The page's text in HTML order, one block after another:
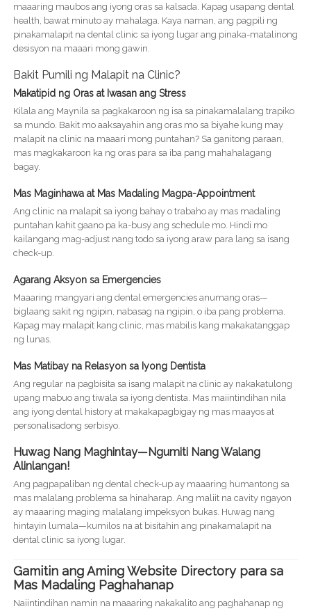
maaaring maubos ang iyong oras sa kalsada. Kapag usapang dental
health, bawat minuto ay mahalaga. Kaya naman, ang pagpili ng
pinakamalapit na dental clinic sa iyong lugar ang pinaka-matalinong
desisyon na maaari mong gawin.
Bakit Pumili ng Malapit na Clinic?
Makatipid ng Oras at Iwasan ang Stress
Kilala ang Maynila sa pagkakaroon ng isa sa pinakamalalang trapiko
sa mundo. Bakit mo aaksayahin ang oras mo sa biyahe kung may
malapit na clinic na maaari mong puntahan? Sa ganitong paraan,
mas magkakaroon ka ng oras para sa iba pang mahahalagang
bagay.
Mas Maginhawa at Mas Madaling Magpa-Appointment
Ang clinic na malapit sa iyong bahay o trabaho ay mas madaling
puntahan kahit gaano pa ka-busy ang schedule mo. Hindi mo
kailangang mag-adjust nang todo sa iyong araw para lang sa isang
check-up.
Agarang Aksyon sa Emergencies
Maaaring mangyari ang dental emergencies anumang oras—
biglaang sakit ng ngipin, nabasag na ngipin, o iba pang problema.
Kapag may malapit kang clinic, mas mabilis kang makakatanggap
ng lunas.
Mas Matibay na Relasyon sa Iyong Dentista
Ang regular na pagbisita sa isang malapit na clinic ay nakakatulong
upang mabuo ang tiwala sa iyong dentista. Mas maiintindihan nila
ang iyong dental history at makakapagbigay ng mas maayos at
personalisadong serbisyo.
Huwag Nang Maghintay—Ngumiti Nang Walang
Alinlangan!
Ang pagpapaliban ng dental check-up ay maaaring humantong sa
mas malalang problema sa hinaharap. Ang maliit na cavity ngayon
ay maaaring maging malalang impeksyon bukas. Huwag nang
hintayin lumala—kumilos na at bisitahin ang pinakamalapit na
dental clinic sa iyong lugar.
Gamitin ang Aming Website Directory para sa
Mas Madaling Paghahanap
Naiintindihan namin na maaaring nakakalito ang paghahanap ng